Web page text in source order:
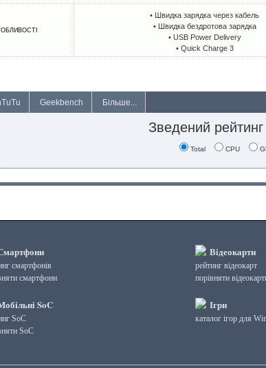
• Швидка зарядка через кабель
• Швидка бездротова зарядка
• USB Power Delivery
• Quick Charge 3
Geekbench Більше...
Зведений рейтинг
Total CPU
смартфонів
смартфони
SoC
SoC
SoC
Відеокарти
рейтинг відеокарт
порівняти
Ігри
каталог ігор для